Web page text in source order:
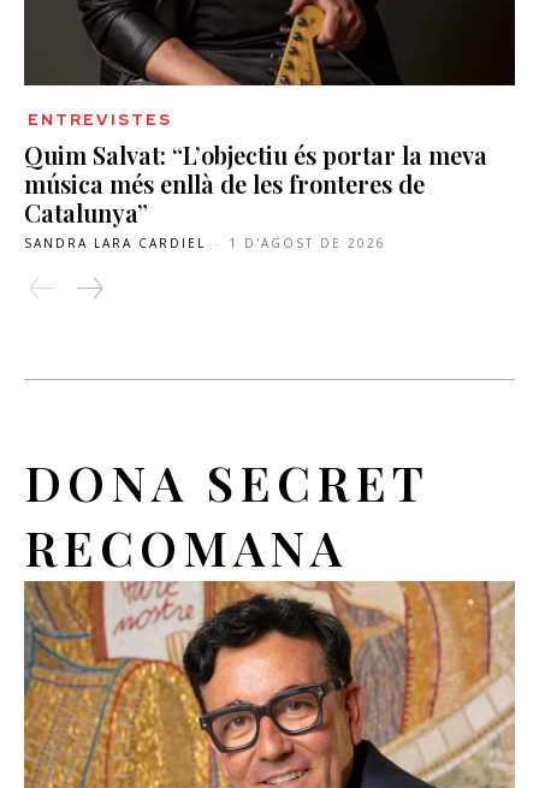
ENTREVISTES
Quim Salvat: “L’objectiu és portar la meva
música més enllà de les fronteres de
Catalunya”
SANDRA LARA CARDIEL - 1 D'AGOST DE 2026
DONA SECRET
RECOMANA